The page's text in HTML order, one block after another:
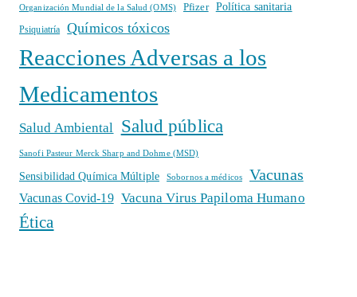
Organización Mundial de la Salud (OMS) Pfizer Política sanitaria
Psiquiatría Químicos tóxicos
Reacciones Adversas a los
Medicamentos
Salud Ambiental Salud pública
Sanofi Pasteur Merck Sharp and Dohme (MSD)
Sensibilidad Química Múltiple Sobornos a médicos Vacunas
Vacunas Covid-19 Vacuna Virus Papiloma Humano
Ética